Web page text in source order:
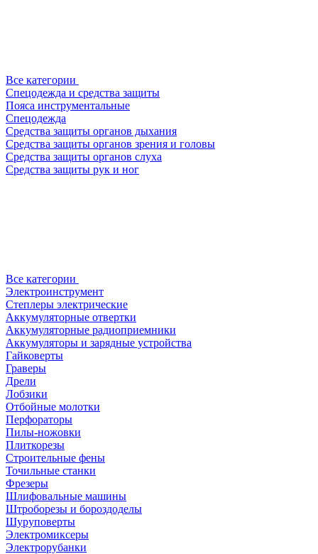
Все категории
Спецодежда и средства защиты
Пояса инструментальные
Спецодежда
Средства защиты органов дыхания
Средства защиты органов зрения и головы
Средства защиты органов слуха
Средства защиты рук и ног
Все категории
Электроинструмент
Степлеры электрические
Аккумуляторные отвертки
Аккумуляторные радиоприемники
Аккумуляторы и зарядные устройства
Гайковерты
Граверы
Дрели
Лобзики
Отбойные молотки
Перфораторы
Пилы-ножовки
Плиткорезы
Строительные фены
Точильные станки
Фрезеры
Шлифовальные машины
Штроборезы и бороздоделы
Шуруповерты
Электромиксеры
Электрорубанки